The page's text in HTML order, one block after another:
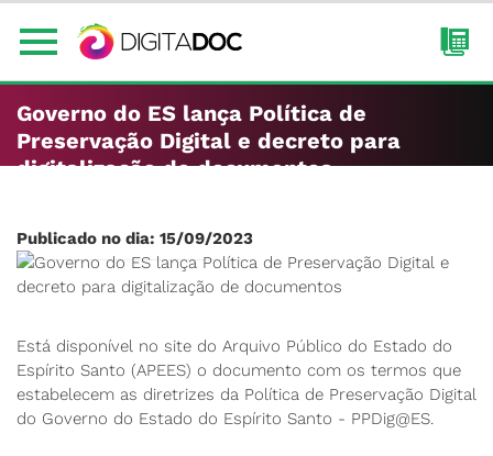
Governo do ES lança Política de
Preservação Digital e decreto para
digitalização de documentos
Publicado no dia: 15/09/2023
Está disponível no site do Arquivo Público do Estado do
Espírito Santo (APEES) o documento com os termos que
estabelecem as diretrizes da Política de Preservação Digital
do Governo do Estado do Espírito Santo - PPDig@ES.